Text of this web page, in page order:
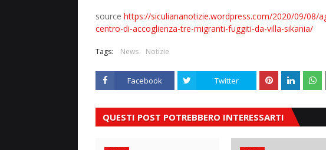
source https://siculiananotizie.wordpress.com/2020/09/08/
centro-di-accoglienza-tre-migranti-fuggiti-da-villa-sikania/
Tags: News Notizie
Facebook Twitter
QUESTI POST POTREBBERO INTERESSARTI